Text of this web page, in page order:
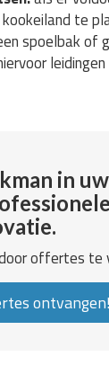
te
spoelbak of
in
offertes te
ontvangen!